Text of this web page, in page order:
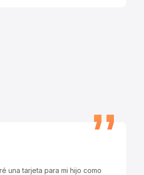
una tarjeta para mi hijo como